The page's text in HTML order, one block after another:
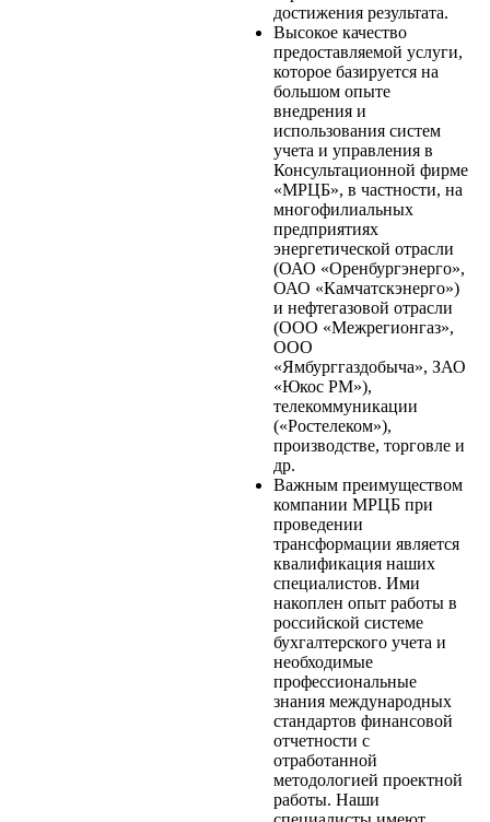
достижения результата.
Высокое качество
предоставляемой услуги,
которое базируется на
большом опыте
внедрения и
использования систем
учета и управления в
Консультационной фирме
«МРЦБ», в частности, на
многофилиальных
предприятиях
энергетической отрасли
(ОАО «Оренбургэнерго»,
ОАО «Камчатскэнерго»)
и нефтегазовой отрасли
(ООО «Межрегионгаз»,
ООО
«Ямбурггаздобыча», ЗАО
«Юкос РМ»),
телекоммуникации
(«Ростелеком»),
производстве, торговле и
др.
Важным преимуществом
компании МРЦБ при
проведении
трансформации является
квалификация наших
специалистов. Ими
накоплен опыт работы в
российской системе
бухгалтерского учета и
необходимые
профессиональные
знания международных
стандартов финансовой
отчетности с
отработанной
методологией проектной
работы. Наши